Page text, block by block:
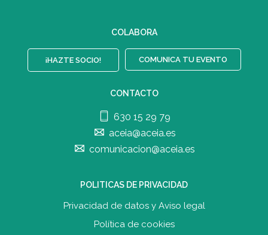
COLABORA
¡HAZTE SOCIO! COMUNICA TU EVENTO
CONTACTO
630 15 29 79
aceia@aceia.es
comunicacion@aceia.es
POLITICAS DE PRIVACIDAD
Privacidad de datos y Aviso legal
Política de cookies